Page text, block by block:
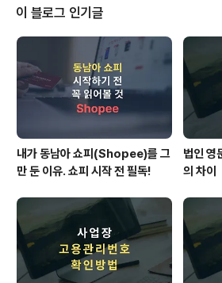
렇게 하나 배우는구나' 라는 생각으로 넘어가기엔 지켜
할 것도 많고, 스타트업에겐 그런 과태료도 부담스럽답
다. 오늘은 그 중에서도 사업자가 반드시 지켜야 할
'사업장 법정필수교육'에 대해 알려드리겠습니다. ※
필수교육은 매년!! 실시해야 하고, 연말까지 실시하지
경우 과태료가 부과되니 주의하시..
이 블로그 인기글
내가 동남아 쇼피(Shopee)를 그
만 둔 이유. 쇼피 시작 전 필독!
법인
의 차이